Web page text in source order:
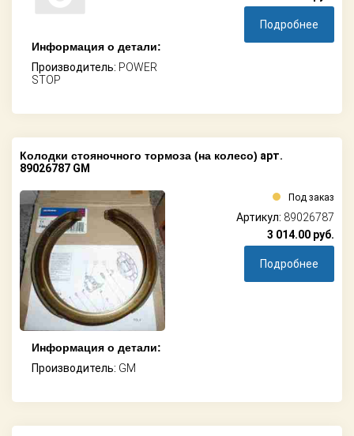
Информация о детали:
Производитель: POWER
STOP
Подробнее
Колодки стояночного тормоза (на колесо) арт.
89026787 GM
Информация о детали:
Производитель: GM
Под заказ
Артикул: 89026787
3 014.00 руб.
Подробнее